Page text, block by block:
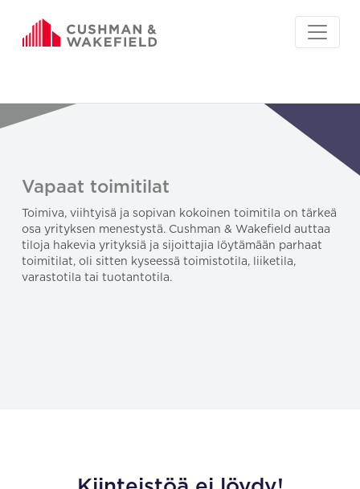
Vapaat toimitilat
Toimiva, viihtyisä ja sopivan kokoinen toimitila on tärkeä
osa yrityksen menestystä. Cushman & Wakefield auttaa
tiloja hakevia yrityksiä ja sijoittajia löytämään parhaat
toimitilat, oli sitten kyseessä toimistotila, liiketila,
varastotila tai tuotantotila.